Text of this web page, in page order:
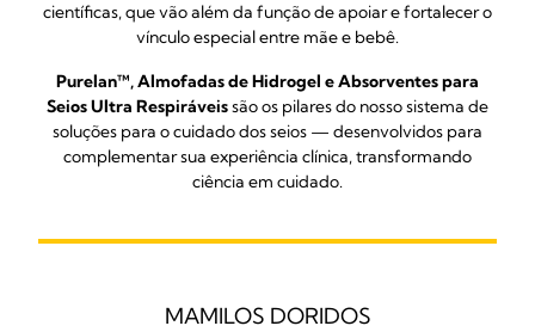
científicas, que vão além da função de apoiar e fortalecer o
vínculo especial entre mãe e bebê.
Purelan™, Almofadas de Hidrogel e Absorventes para
Seios Ultra Respiráveissão os pilares do nosso sistema de
soluções para o cuidado dos seios — desenvolvidos para
complementar sua experiência clínica, transformando
ciência em cuidado.
MAMILOS DORIDOS